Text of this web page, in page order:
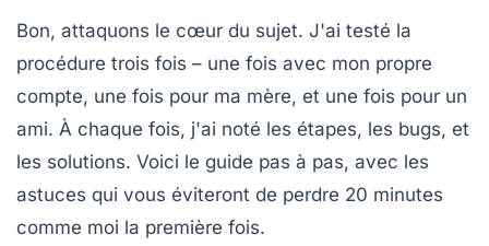
Bon, attaquons le cœur du sujet. J'ai testé la
procédure trois fois – une fois avec mon propre
compte, une fois pour ma mère, et une fois pour un
ami. À chaque fois, j'ai noté les étapes, les bugs, et
les solutions. Voici le guide pas à pas, avec les
astuces qui vous éviteront de perdre 20 minutes
comme moi la première fois.